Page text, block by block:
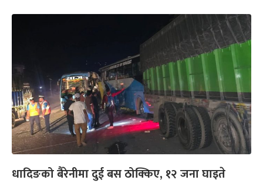
धादिङको बैरेनीमा दुई बस ठोक्किए, १२ जना घाइते